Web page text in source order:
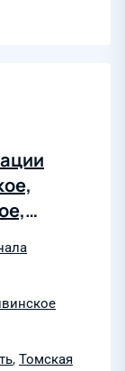
, Томская